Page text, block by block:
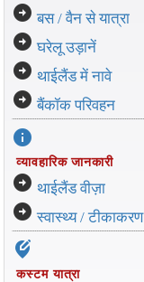
arrow_circle_right बस / वैन से यात्रा
arrow_circle_right घरेलू उड़ानें
arrow_circle_right थाईलैंड में नावे
arrow_circle_right बैंकॉक परिवहन
info
व्यावहारिक जानकारी
arrow_circle_right थाईलैंड वीज़ा
arrow_circle_right स्वास्थ्य / टीकाकरण
edit_location_alt
कस्टम यात्रा